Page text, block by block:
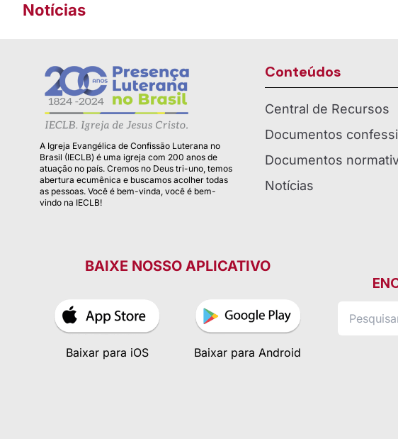
Notícias
A Igreja Evangélica de Confissão Luterana no
Brasil (IECLB) é uma igreja com 200 anos de
atuação no país. Cremos no Deus tri-uno, temos
abertura ecumênica e buscamos acolher todas
as pessoas. Você é bem-vinda, você é bem-
vindo na IECLB!
Conteúdos
Central de Recursos
Documentos
Documentos
Notícias
BAIXE NOSSO APLICATIVO
Baixar para iOS Baixar para Android